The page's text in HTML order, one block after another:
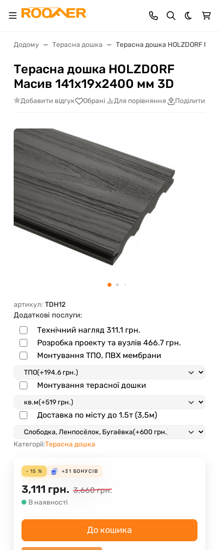
Dark
Додому Терасна дошка Терасна дошка HOLZDORF
Терасна дошка HOLZDORF
Масив 141х19х2400 мм 3D
Добавити відгук Обрані Для порівняння Поділитися
артикул: TDH12
Додаткові послуги:
Технічний нагляд 311.1 грн.
Розробка проекту та вузлів 466.7 грн.
Монтування ТПО, ПВХ мембрани
Монтування терасної дошки
Доставка по місту до 1.5т (3,5м)
Категорії:Терасна дошка
- 15 % +31 БОНУСІВ
3,111 грн. 3,660 грн.
В наявності
До кошика